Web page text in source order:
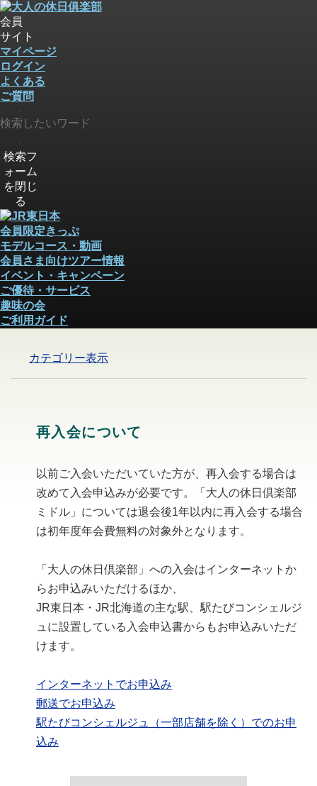
会員
サイト
マイページ
ログイン
よくある
ご質問
検索フ
ォーム
を閉じ
る
会員限定きっぷ
モデルコース・動画
会員さま向けツアー情報
イベント・キャンペーン
ご優待・サービス
趣味の会
ご利用ガイド
カテゴリー表示
再入会について
以前ご入会いただいていた方が、再入会する場合は
改めて入会申込みが必要です。「大人の休日倶楽部
ミドル」については退会後1年以内に再入会する場合
は初年度年会費無料の対象外となります。
「大人の休日倶楽部」への入会はインターネットか
らお申込みいただけるほか、
JR東日本・JR北海道の主な駅、駅たびコンシェルジ
ュに設置している入会申込書からもお申込みいただ
けます。
インターネットでお申込み
郵送でお申込み
駅たびコンシェルジュ（一部店舗を除く）でのお申
込み